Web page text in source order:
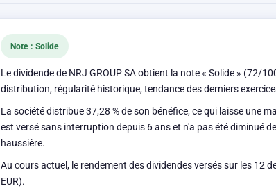
Note : Solide
Le dividende de NRJ GROUP SA obtient la note « Solide » (72/
distribution, régularité historique, tendance des derniers
La société distribue 37,28 % de son bénéfice, ce qui laisse une
est versé sans interruption depuis 6 ans et n'a pas été diminué
haussière.
Au cours actuel, le rendement des dividendes versés sur les 12
EUR).